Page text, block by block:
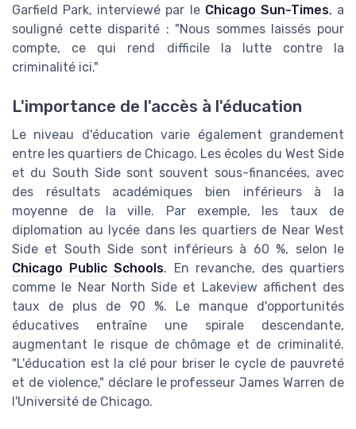
Garfield Park, interviewé par le Chicago Sun-Times, a
souligné cette disparité : "Nous sommes laissés pour
compte, ce qui rend difficile la lutte contre la
criminalité ici."
L'importance de l'accès à l'éducation
Le niveau d'éducation varie également grandement
entre les quartiers de Chicago. Les écoles du West Side
et du South Side sont souvent sous-financées, avec
des résultats académiques bien inférieurs à la
moyenne de la ville. Par exemple, les taux de
diplomation au lycée dans les quartiers de Near West
Side et South Side sont inférieurs à 60 %, selon le
Chicago Public Schools. En revanche, des quartiers
comme le Near North Side et Lakeview affichent des
taux de plus de 90 %. Le manque d'opportunités
éducatives entraîne une spirale descendante,
augmentant le risque de chômage et de criminalité.
"L'éducation est la clé pour briser le cycle de pauvreté
et de violence," déclare le professeur James Warren de
l'Université de Chicago.